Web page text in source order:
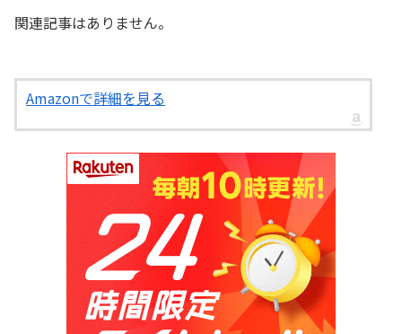
関連記事はありません。
Amazonで詳細を見る